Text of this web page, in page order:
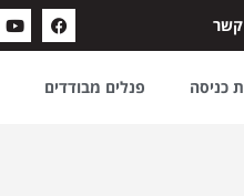
קשר
כניסה פנלים מבודדים